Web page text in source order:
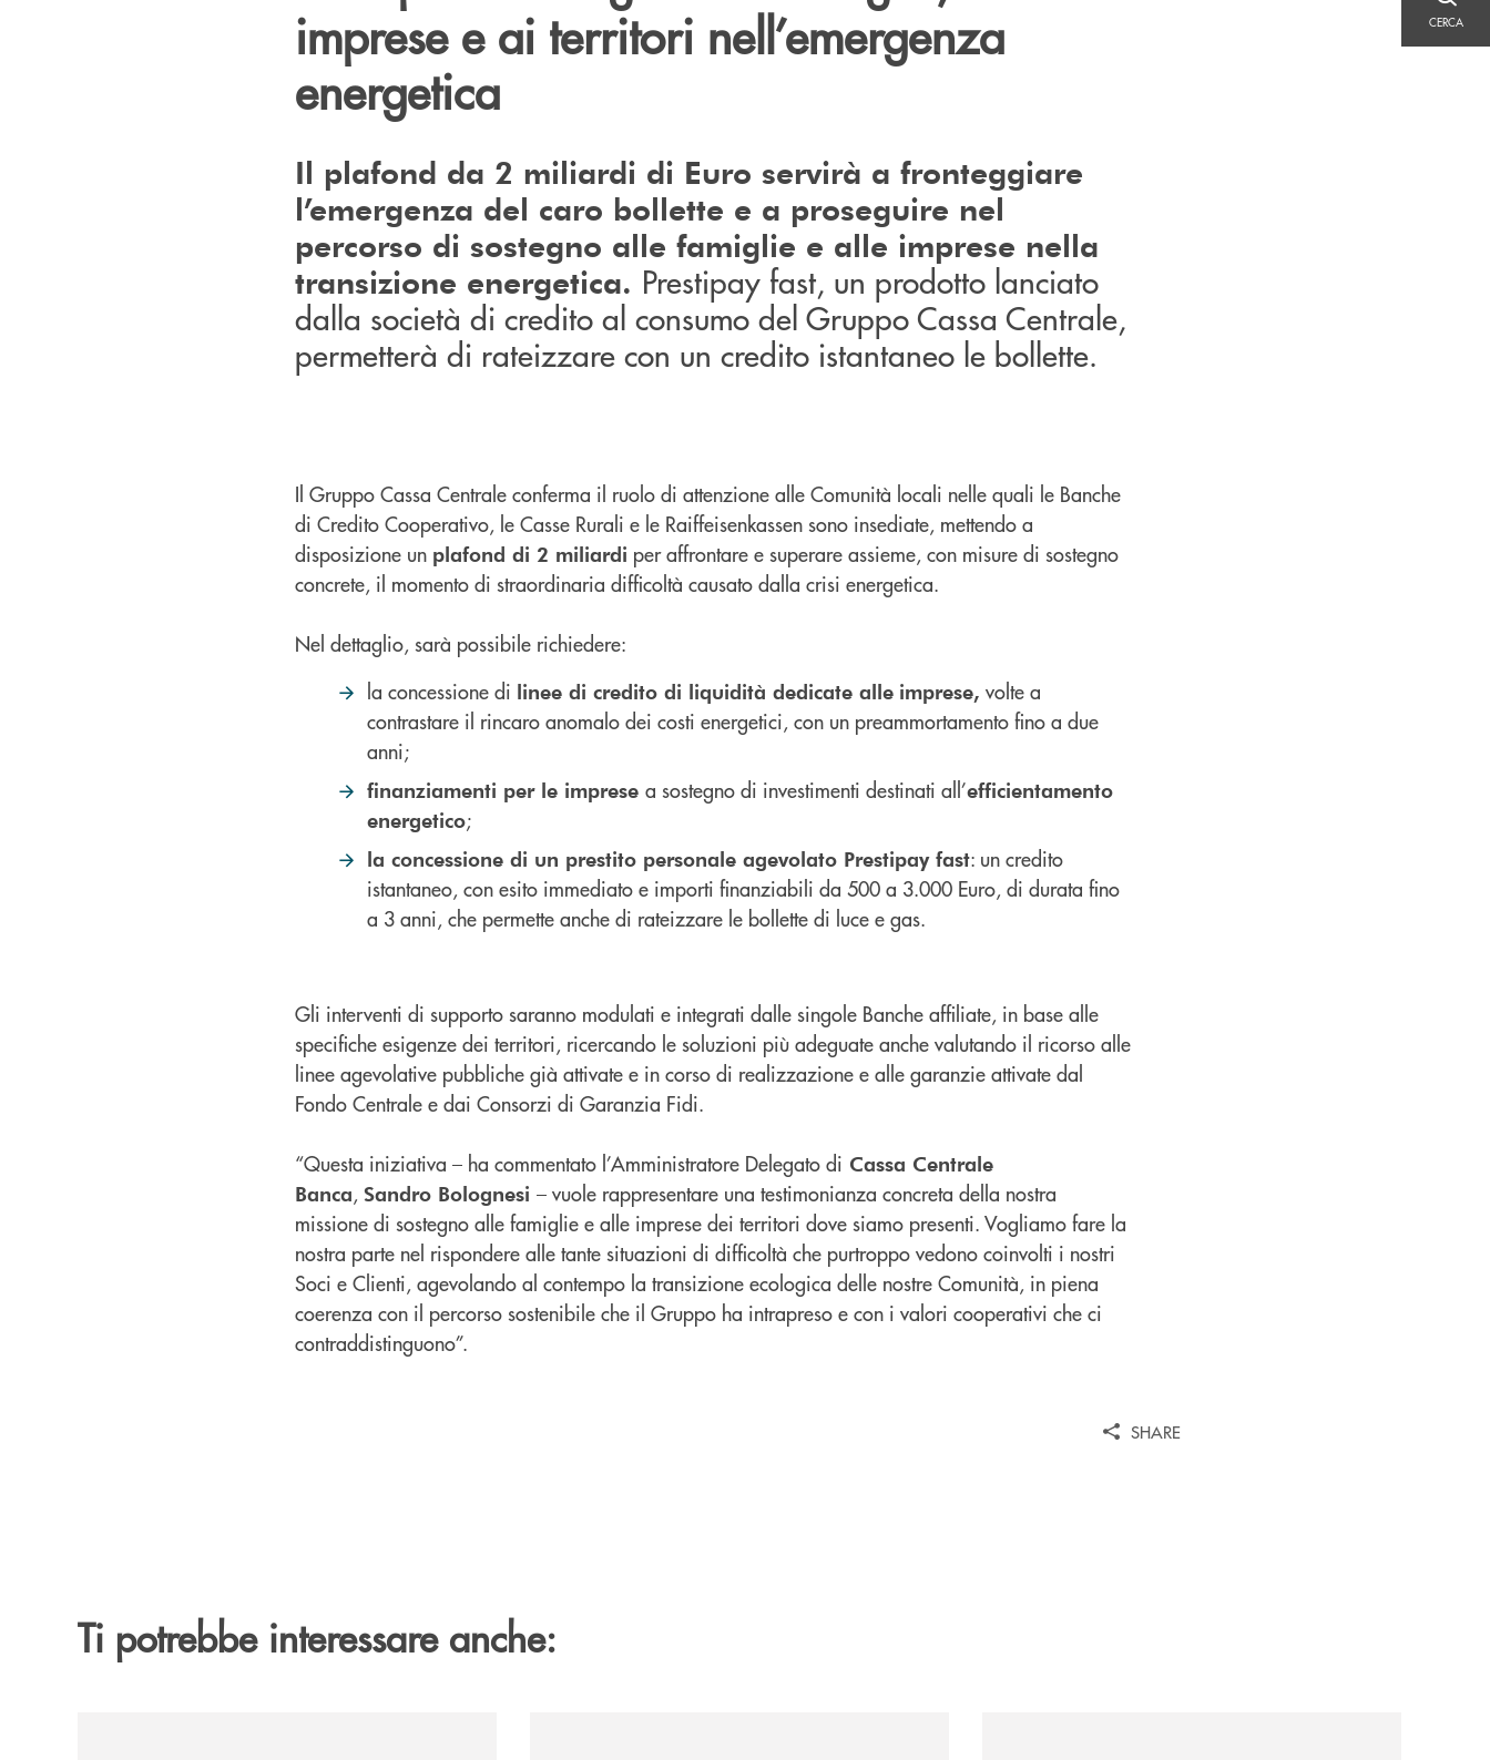
CERCA
imprese e ai territori nell’emergenza
energetica
Il plafond da 2 miliardi di Euro servirà a fronteggiare
l’emergenza del caro bollette e a proseguire nel
percorso di sostegno alle famiglie e alle imprese nella
transizione energetica. Prestipay fast, un prodotto lanciato
dalla società di credito al consumo del Gruppo Cassa Centrale,
permetterà di rateizzare con un credito istantaneo le bollette.
Il Gruppo Cassa Centrale conferma il ruolo di attenzione alle Comunità locali nelle quali le Banche
di Credito Cooperativo, le Casse Rurali e le Raiffeisenkassen sono insediate, mettendo a
disposizione un plafond di 2 miliardi per affrontare e superare assieme, con misure di sostegno
concrete, il momento di straordinaria difficoltà causato dalla crisi energetica.
Nel dettaglio, sarà possibile richiedere:
la concessione di linee di credito di liquidità dedicate alle imprese, volte a
contrastare il rincaro anomalo dei costi energetici, con un preammortamento fino a due
anni;
finanziamenti per le imprese a sostegno di investimenti destinati all’efficientamento
energetico;
la concessione di un prestito personale agevolato Prestipay fast: un credito
istantaneo, con esito immediato e importi finanziabili da 500 a 3.000 Euro, di durata fino
a 3 anni, che permette anche di rateizzare le bollette di luce e gas.
Gli interventi di supporto saranno modulati e integrati dalle singole Banche affiliate, in base alle
specifiche esigenze dei territori, ricercando le soluzioni più adeguate anche valutando il ricorso alle
linee agevolative pubbliche già attivate e in corso di realizzazione e alle garanzie attivate dal
Fondo Centrale e dai Consorzi di Garanzia Fidi.
“Questa iniziativa – ha commentato l’Amministratore Delegato di Cassa Centrale
Banca, Sandro Bolognesi – vuole rappresentare una testimonianza concreta della nostra
missione di sostegno alle famiglie e alle imprese dei territori dove siamo presenti. Vogliamo fare la
nostra parte nel rispondere alle tante situazioni di difficoltà che purtroppo vedono coinvolti i nostri
Soci e Clienti, agevolando al contempo la transizione ecologica delle nostre Comunità, in piena
coerenza con il percorso sostenibile che il Gruppo ha intrapreso e con i valori cooperativi che ci
contraddistinguono”.
SHARE
Ti potrebbe interessare anche: